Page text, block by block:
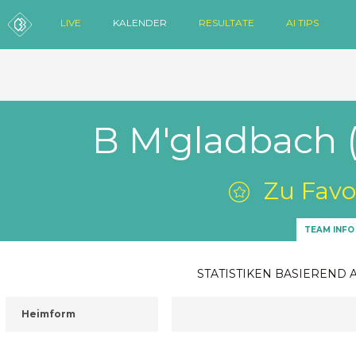
LIVE KALENDER RESULTATE AI TIPS
B M'gladbach
Zu
TEAM INFO
STATISTIKEN BASIEREND
Heimform